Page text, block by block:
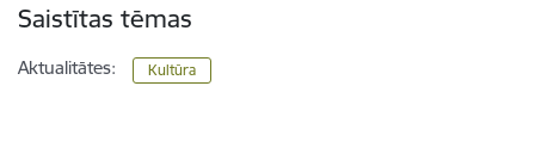
Saistītas tēmas
Aktualitātes: Kultūra